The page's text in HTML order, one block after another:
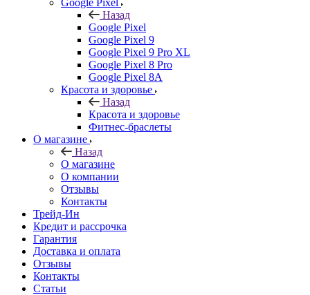
Google Pixel
Назад
Google Pixel
Google Pixel 9
Google Pixel 9 Pro XL
Google Pixel 8 Pro
Google Pixel 8A
Красота и здоровье
Назад
Красота и здоровье
Фитнес-браслеты
О магазине
Назад
О магазине
О компании
Отзывы
Контакты
Трейд-Ин
Кредит и рассрочка
Гарантия
Доставка и оплата
Отзывы
Контакты
Статьи